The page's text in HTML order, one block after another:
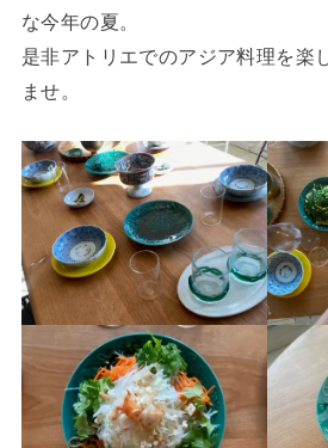
な今年の夏。
是非アトリエでのアジア料理を楽
ませ。